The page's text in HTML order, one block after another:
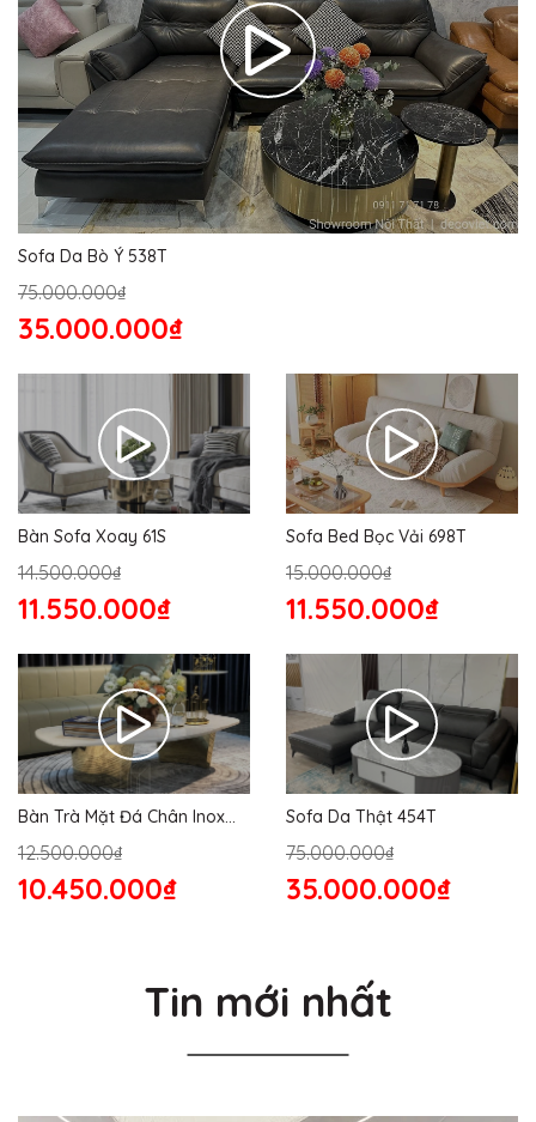
Sofa Da Bò Ý 538T
75.000.000₫
35.000.000₫
Bàn Sofa Xoay 61S
14.500.000₫
11.550.000₫
Sofa Bed Bọc Vải 698T
15.000.000₫
11.550.000₫
Bàn Trà Mặt Đá Chân Inox
12.500.000₫
10.450.000₫
Sofa Da Thật 454T
75.000.000₫
35.000.000₫
Tin mới nhất